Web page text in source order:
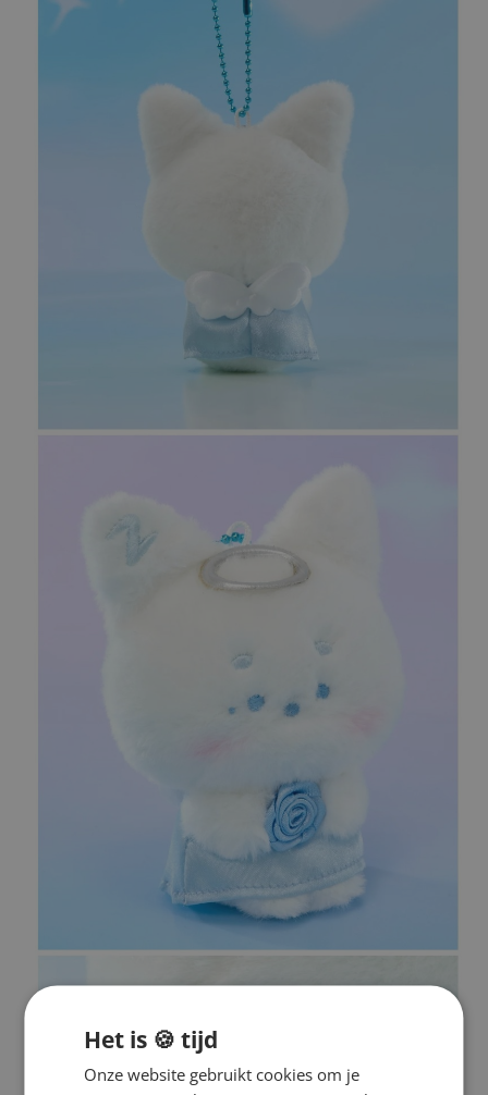
Het is 🍪 tijd
Onze website gebruikt cookies om je